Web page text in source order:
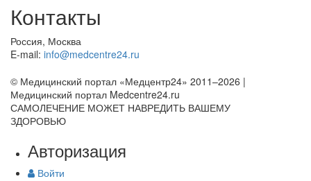
Контакты
Россия, Москва
E-mail: info@medcentre24.ru
© Медицинский портал «Медцентр24» 2011–2026 |
Медицинский портал Medcentre24.ru
САМОЛЕЧЕНИЕ МОЖЕТ НАВРЕДИТЬ ВАШЕМУ
ЗДОРОВЬЮ
Авторизация
Войти